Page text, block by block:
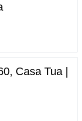
Casa Tua |